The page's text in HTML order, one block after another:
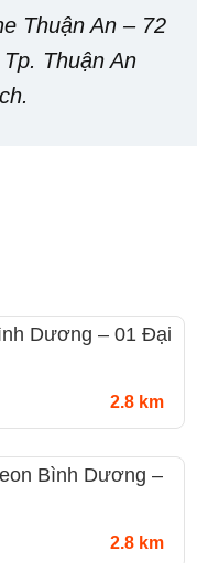
Thuận An – 72
Thuận An
Dương – 01 Đại
2.8 km
Bình Dương –
2.8 km